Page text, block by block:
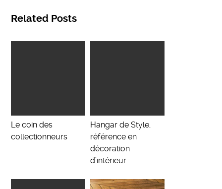
Related Posts
Le coin des
collectionneurs
Hangar de Style,
référence en
décoration
d’intérieur